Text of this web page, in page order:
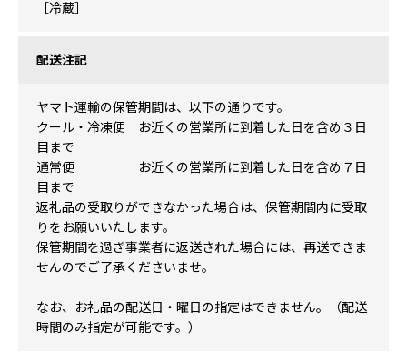
［冷蔵］
配送注記
ヤマト運輸の保管期間は、以下の通りです。
クール・冷凍便 お近くの営業所に到着した日を含め３日
目まで
通常便 お近くの営業所に到着した日を含め７日
目まで
返礼品の受取りができなかった場合は、保管期間内に受取
りをお願いいたします。
保管期間を過ぎ事業者に返送された場合には、再送できま
せんのでご了承くださいませ。
なお、お礼品の配送日・曜日の指定はできません。（配送
時間のみ指定が可能です。）